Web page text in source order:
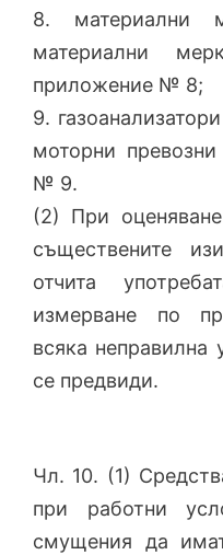
8. материални
материални
приложение № 8;
9.
моторни
№ 9.
(2) При
съществените
отчита
измерване по
всяка
се предвиди.
Чл. 10. (1)
при работни
смущения да